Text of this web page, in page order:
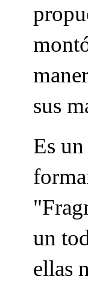
sus
Es
un
ellas